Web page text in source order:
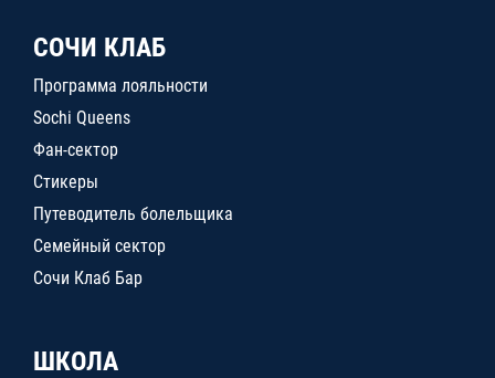
СОЧИ КЛАБ
Программа лояльности
Sochi Queens
Фан-сектор
Стикеры
Путеводитель болельщика
Семейный сектор
Сочи Клаб Бар
ШКОЛА